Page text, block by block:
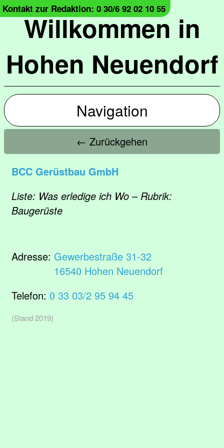
Willkommen in
Hohen Neuendorf
Kontakt zur Redaktion: 0 30/6 92 02 10 55
Navigation
← Zurückgehen
BCC Gerüstbau GmbH
Liste: Was erledige ich Wo – Rubrik:
Baugerüste
Adresse: Gewerbestraße 31-32
16540 Hohen Neuendorf
Telefon: 0 33 03/2 95 94 45
(Stand 2019)